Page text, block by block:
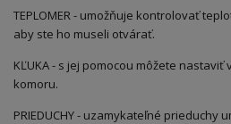
TEPLOMER - umožňuje kontrolovať
aby ste ho museli otvárať.
KĽUKA - s jej pomocou môžete
komoru.
PRIEDUCHY - uzamykateľné prieduchy